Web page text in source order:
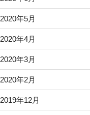
2020年5月
2020年4月
2020年3月
2020年2月
2019年12月